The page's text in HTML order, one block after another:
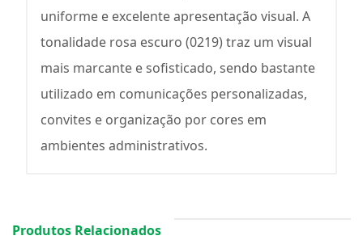
uniforme e excelente apresentação visual. A
tonalidade rosa escuro (0219) traz um visual
mais marcante e sofisticado, sendo bastante
utilizado em comunicações personalizadas,
convites e organização por cores em
ambientes administrativos.
Produtos Relacionados